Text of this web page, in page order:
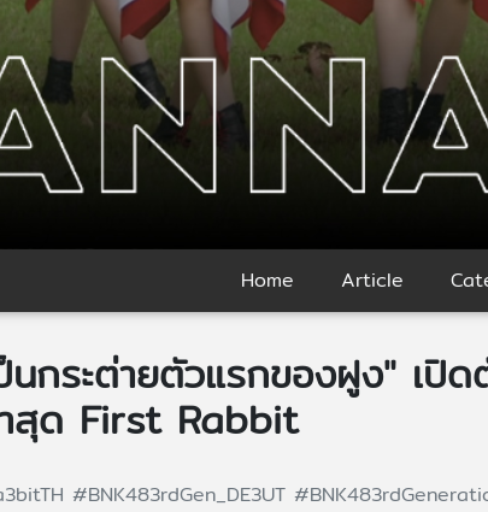
Home Article
ป็นกระต่ายตัวแรกของฝูง"
สุด First Rabbit
#BNK483rdGen_DE3UT